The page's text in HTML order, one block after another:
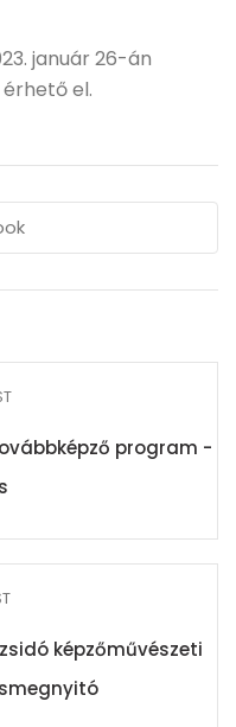
január 26-án
el.
program -
zsidó képzőművészeti